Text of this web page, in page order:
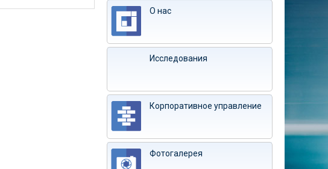
О нас
Исследования
Корпоративное управление
Фотогалерея